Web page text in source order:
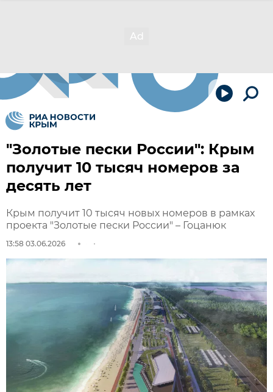
"Золотые пески России": Крым
получит 10 тысяч номеров за
десять лет
Крым получит 10 тысяч новых номеров в рамках
проекта "Золотые пески России" – Гоцанюк
13:58 03.06.2026